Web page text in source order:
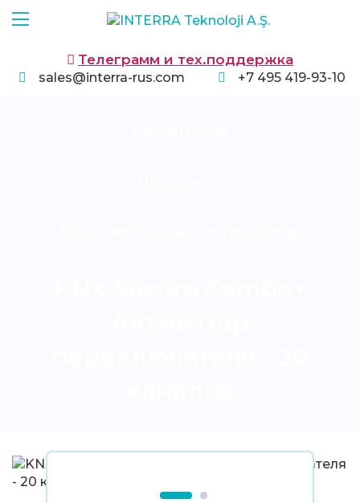
Телеграмм и тех.поддержка
sales@interra-rus.com +7 495 419-93-10